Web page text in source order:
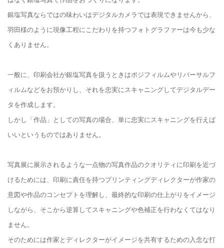
銀塩写真ならではの味わいはデジタルカメラでは表現できませんから、
羽田様のように現像工程にこだわりを持つフォトグラファーは今も少な
くありません。
一般に、印刷会社が銀塩写真を扱うときはポジフィルムやリバーサルフ
ィルムなどをお預かりし、それを忠実にスキャニングしてデジタルデー
タを作成します。
しかし「作品」としての写真の場合、単に忠実にスキャニングを行えば
いいというものではありません。
写真展に展示されるような一点物の写真作品のクオリティに印刷を近づ
けるためには、印刷に責任を持つプリンティングディレクターが作家の
意図や作品のコンセプトを理解し、最終的な印刷の仕上がりをイメージ
しながら、そこから逆算してスキャニングや色補正を行わなくてはなり
ません。
そのためには作家とディレクターがイメージを共有するための入念な打